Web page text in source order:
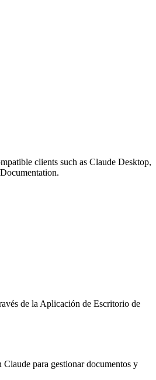
clients such as Claude Desktop,
de la Aplicación de Escritorio de
para gestionar documentos y